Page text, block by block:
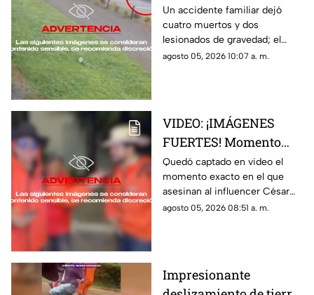
brutal accidente
familiar que dejó 4
muertos y 2 lesionados
Un accidente familiar dejó
cuatro muertos y dos
lesionados de gravedad; el
momento quedó captado en
agosto 05, 2026 10:07 a. m.
VIDEO: ¡IMÁGENES
FUERTES! Momento
exacto en el que
asesinan a influencer
César Gastélum
durante transmisión
Quedó captado en video el
momento exacto en el que
asesinan al influencer César
Gastélum durante una
agosto 05, 2026 08:51 a. m.
Impresionante